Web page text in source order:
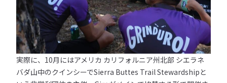
実際に、10月にはアメリカ カリフォルニア州北部 シエラネ
バダ山中のクインシーでSierra Buttes Trail Stewardshipと